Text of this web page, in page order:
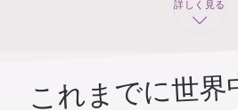
詳しく見る
これまでに世